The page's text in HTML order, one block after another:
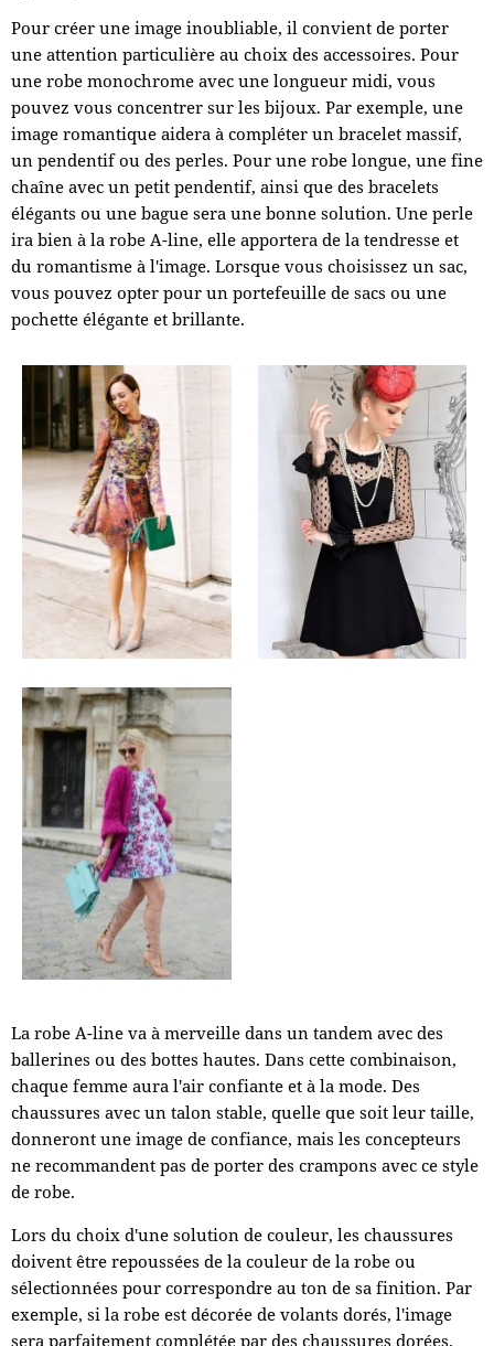
Pour créer une image inoubliable, il convient de porter
une attention particulière au choix des accessoires. Pour
une robe monochrome avec une longueur midi, vous
pouvez vous concentrer sur les bijoux. Par exemple, une
image romantique aidera à compléter un bracelet massif,
un pendentif ou des perles. Pour une robe longue, une fine
chaîne avec un petit pendentif, ainsi que des bracelets
élégants ou une bague sera une bonne solution. Une perle
ira bien à la robe A-line, elle apportera de la tendresse et
du romantisme à l'image. Lorsque vous choisissez un sac,
vous pouvez opter pour un portefeuille de sacs ou une
pochette élégante et brillante.
La robe A-line va à merveille dans un tandem avec des
ballerines ou des bottes hautes. Dans cette combinaison,
chaque femme aura l'air confiante et à la mode. Des
chaussures avec un talon stable, quelle que soit leur taille,
donneront une image de confiance, mais les concepteurs
ne recommandent pas de porter des crampons avec ce style
de robe.
Lors du choix d'une solution de couleur, les chaussures
doivent être repoussées de la couleur de la robe ou
sélectionnées pour correspondre au ton de sa finition. Par
exemple, si la robe est décorée de volants dorés, l'image
sera parfaitement complétée par des chaussures dorées.